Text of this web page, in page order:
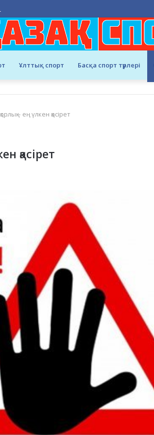
санитарлық-тазалық жұмыстары жүргізілді
Ұлттық спорт Басқа спорт түрлері
– ең үлкен қасірет
қасірет
Нилуфар
Раимова:
сынында
алғаш
рет
жүлдеге